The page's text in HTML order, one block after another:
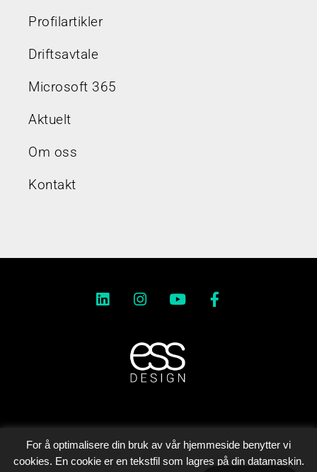
Profilartikler
Driftsavtale
Microsoft 365
Aktuelt
Om oss
Kontakt
For å optimalisere din bruk av vår hjemmeside benytter vi
cookies. En cookie er en tekstfil som lagres på din datamaskin.